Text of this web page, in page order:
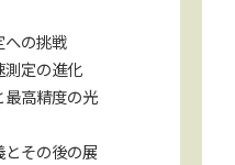
への挑戦
測定の進化
最高精度の光
その後の展